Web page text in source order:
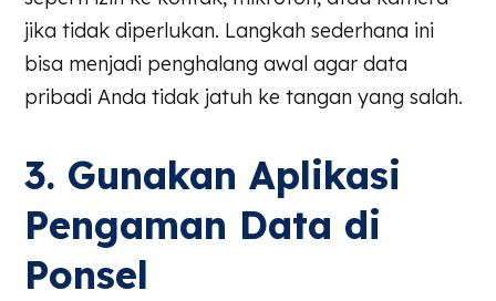
jika tidak diperlukan. Langkah sederhana ini
bisa menjadi penghalang awal agar data
pribadi Anda tidak jatuh ke tangan yang salah.
3. Gunakan Aplikasi
Pengaman Data di
Ponsel